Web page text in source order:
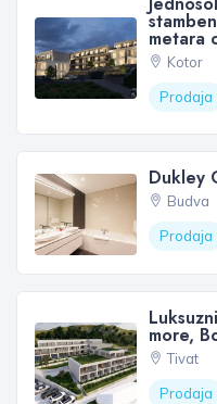
metara
Kotor
Prodaja
Dukley
Budva
Prodaja
more,
Tivat
Prodaja